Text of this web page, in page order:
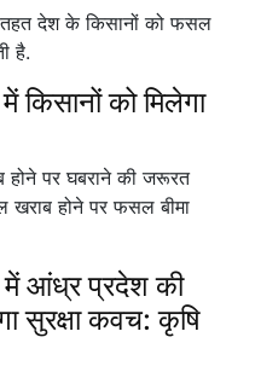
तहत देश के किसानों को फसल
है.
किसानों को मिलेगा
पर घबराने की जरूरत
होने पर फसल बीमा
में आंध्र प्रदेश की
सुरक्षा कवच: कृषि